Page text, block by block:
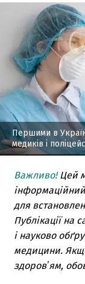
Першими в
медиків і
Важливо! Цей
для
Публікації на
і науково
медицини.
здоровʼям,